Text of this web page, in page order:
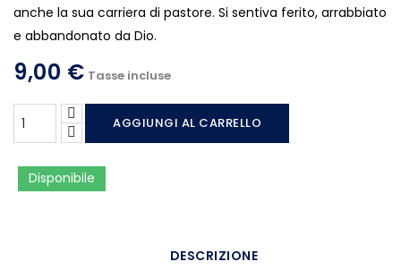
anche la sua carriera di pastore. Si sentiva ferito, arrabbiato
e abbandonato da Dio.
9,00 € Tasse incluse
AGGIUNGI AL CARRELLO
Disponibile
DESCRIZIONE